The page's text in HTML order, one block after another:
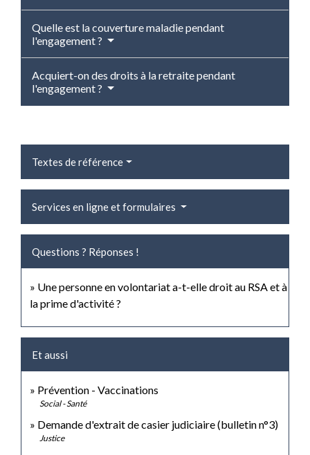
Quelle est la couverture maladie pendant
l'engagement ?
Acquiert-on des droits à la retraite pendant
l'engagement ?
Textes de référence
Services en ligne et formulaires
Questions ? Réponses !
Une personne en volontariat a-t-elle droit au RSA et à
la prime d'activité ?
Et aussi
Prévention - Vaccinations
Social - Santé
Demande d'extrait de casier judiciaire (bulletin n°3)
Justice